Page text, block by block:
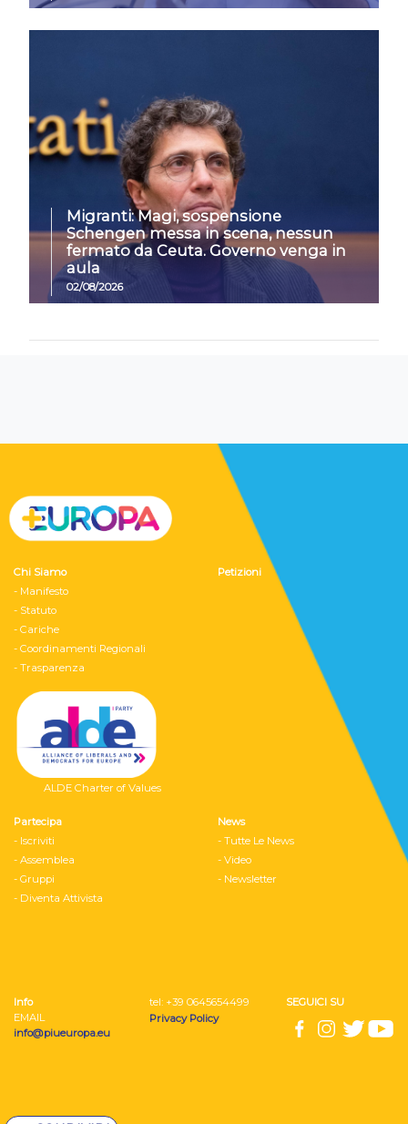
Migranti: Magi, sospensione
Schengen messa in scena, nessun
fermato da Ceuta. Governo venga in
aula
02/08/2026
Chi Siamo
- Manifesto
- Statuto
- Cariche
- Coordinamenti Regionali
- Trasparenza
ALDE Charter of Values
Petizioni
Partecipa
- Iscriviti
- Assemblea
- Gruppi
- Diventa Attivista
News
- Tutte Le News
- Video
- Newsletter
Info
EMAIL
info@piueuropa.eu
tel: ‭+39 0645654499
Privacy Policy
SEGUICI SU